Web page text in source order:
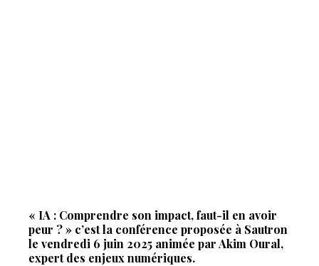
« IA : Comprendre son impact, faut-il en avoir
peur ? » c’est la conférence proposée à Sautron
le vendredi 6 juin 2025 animée par Akim Oural,
expert des enjeux numériques.